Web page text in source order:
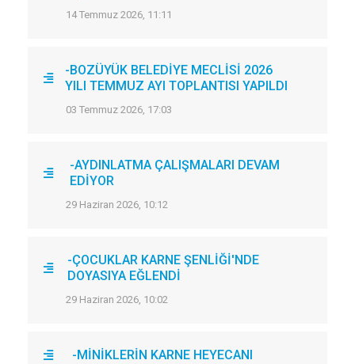
14 Temmuz 2026, 11:11
-BOZÜYÜK BELEDİYE MECLİSİ 2026
YILI TEMMUZ AYI TOPLANTISI YAPILDI
03 Temmuz 2026, 17:03
-AYDINLATMA ÇALIŞMALARI DEVAM
EDİYOR
29 Haziran 2026, 10:12
-ÇOCUKLAR KARNE ŞENLİĞİ'NDE
DOYASIYA EĞLENDİ
29 Haziran 2026, 10:02
-MİNİKLERİN KARNE HEYECANI